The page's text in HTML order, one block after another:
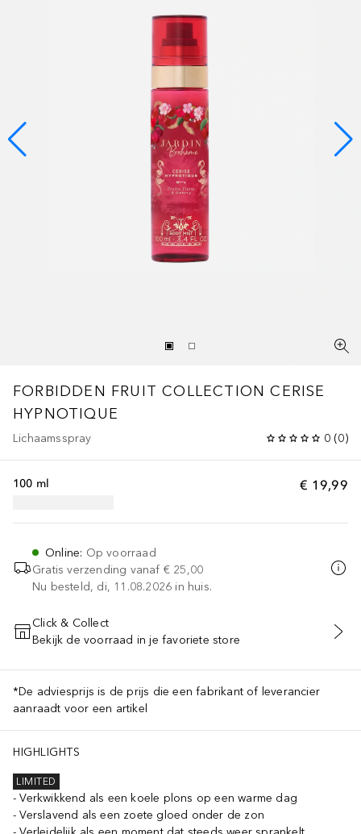
FORBIDDEN FRUIT COLLECTION CERISE
HYPNOTIQUE
Lichaamsspray 0 (0)
€ 19,99
100 ml
Online: Op voorraad
Gratis verzending vanaf € 25,00
Nu besteld, di, 11.08.2026 in huis.
VOEG TOE AAN WINKELMANDJE
Click & Collect
Bekijk de voorraad in je favoriete store
*De adviesprijs is de prijs die een fabrikant of leverancier
aanraadt voor een artikel
HIGHLIGHTS
LIMITED
Verkwikkend als een koele plons op een warme dag
Verslavend als een zoete gloed onder de zon